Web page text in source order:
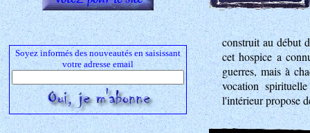
Soyez informés des nouveautés en saisissant
votre adresse email
construit au début
cet hospice a
guerres, mais à
vocation
l'intérieur propose